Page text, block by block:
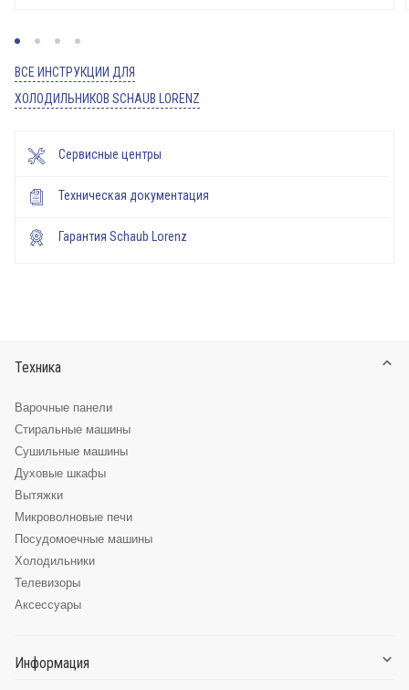
ВСЕ ИНСТРУКЦИИ ДЛЯ
ХОЛОДИЛЬНИКОВ SCHAUB LORENZ
Сервисные центры
Техническая документация
Гарантия Schaub Lorenz
Техника
Варочные панели
Стиральные машины
Сушильные машины
Духовые шкафы
Вытяжки
Микроволновые печи
Посудомоечные машины
Холодильники
Телевизоры
Аксессуары
Информация